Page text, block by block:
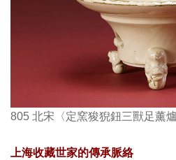
805 北宋〈定窯狻猊鈕三獸足薰爐
上海收藏世家的傳承脈絡